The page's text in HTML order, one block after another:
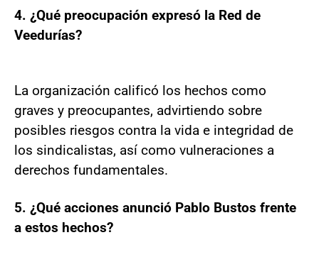
4. ¿Qué preocupación expresó la Red de
Veedurías?
La organización calificó los hechos como
graves y preocupantes, advirtiendo sobre
posibles riesgos contra la vida e integridad de
los sindicalistas, así como vulneraciones a
derechos fundamentales.
5. ¿Qué acciones anunció Pablo Bustos frente
a estos hechos?